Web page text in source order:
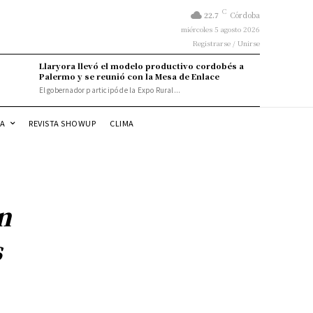
22.7 C Córdoba
miércoles 5 agosto 2026
Registrarse / Unirse
Llaryora llevó el modelo productivo cordobés a
Palermo y se reunió con la Mesa de Enlace
El gobernador participó de la Expo Rural...
REVISTA SHOWUP CLIMA